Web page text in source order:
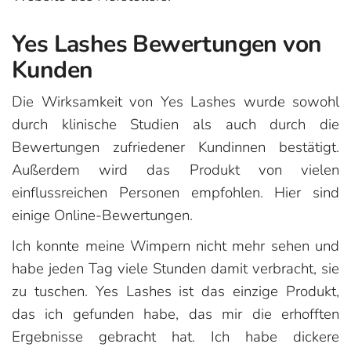
Yes Lashes Bewertungen von
Kunden
Die Wirksamkeit von Yes Lashes wurde sowohl
durch klinische Studien als auch durch die
Bewertungen zufriedener Kundinnen bestätigt.
Außerdem wird das Produkt von vielen
einflussreichen Personen empfohlen. Hier sind
einige Online-Bewertungen.
Ich konnte meine Wimpern nicht mehr sehen und
habe jeden Tag viele Stunden damit verbracht, sie
zu tuschen. Yes Lashes ist das einzige Produkt,
das ich gefunden habe, das mir die erhofften
Ergebnisse gebracht hat. Ich habe dickere